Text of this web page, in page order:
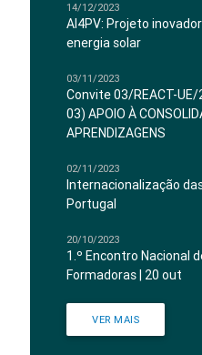
14/12/2023
AI4PV: Projeto
energia solar
03/11/2023
Convite 03/REACT-
03) APOIO À
APRENDIZAGENS
02/11/2023
Internacionalização
Portugal
20/10/2023
1.º Encontro Nacional
Formadoras | 20 out
VER MAIS